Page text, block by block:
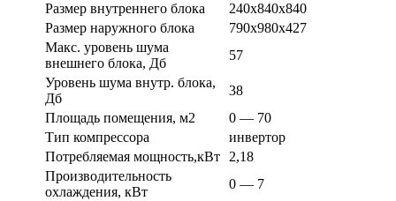
Размер внутреннего блока
240x840x840
Размер наружного блока
790x980x427
Макс. уровень шума
внешнего блока, Дб
57
Уровень шума внутр. блока,
Дб
38
Площадь помещения, м2
0 — 70
Тип компрессора
инвертор
Потребляемая мощность,кВт
2,18
Производительность
охлаждения, кВт
0 — 7